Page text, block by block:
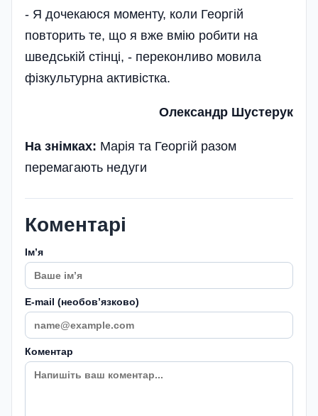
- Я дочекаюся моменту, коли Георгій
повторить те, що я вже вмію робити на
шведській стінці, - переконливо мовила
фізкультурна активістка.
Олександр Шустерук
На знімках: Марія та Георгій разом
перемагають недуги
Коментарі
Імʼя
E-mail (необовʼязково)
Коментар